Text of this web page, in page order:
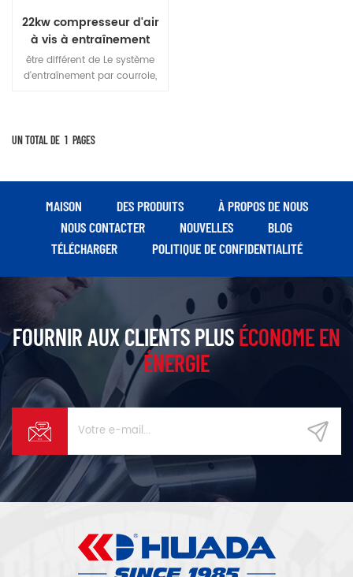
22kw compresseur d'air
à vis à entraînement
direct
être différent de Le système
d'entraînement par courroie,
la consommation d'énergie, le
rendement élevé de la
transmission d'énergie et un
UN TOTAL DE 1 PAGES
MAISON DES PRODUITS
À PROPOS DE NOUS
NOUS CONTACTER
NOUVELLES
BLOG
TÉLÉCHARGER
POLITIQUE DE CONFIDENTIALITÉ
FOURNIR AUX CLIENTS PLUSÉCONOME EN
ÉNERGIE